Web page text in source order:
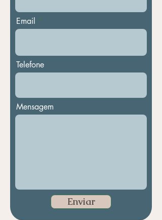
Email
Telefone
Mensagem
Enviar